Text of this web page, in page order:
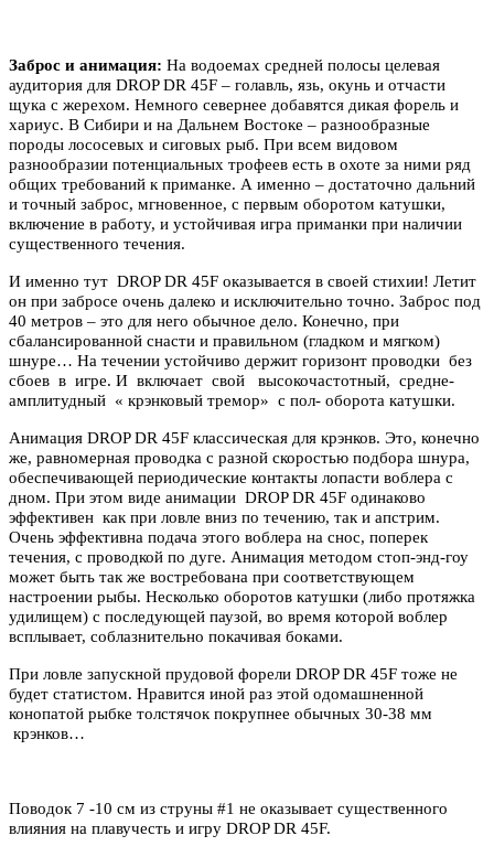
Заброс и анимация: На водоемах средней полосы целевая
аудитория для DROP DR 45F – голавль, язь, окунь и отчасти
щука с жерехом. Немного севернее добавятся дикая форель и
хариус. В Сибири и на Дальнем Востоке – разнообразные
породы лососевых и сиговых рыб. При всем видовом
разнообразии потенциальных трофеев есть в охоте за ними ряд
общих требований к приманке. А именно – достаточно дальний
и точный заброс, мгновенное, с первым оборотом катушки,
включение в работу, и устойчивая игра приманки при наличии
существенного течения.
И именно тут DROP DR 45F оказывается в своей стихии! Летит
он при забросе очень далеко и исключительно точно. Заброс под
40 метров – это для него обычное дело. Конечно, при
сбалансированной снасти и правильном (гладком и мягком)
шнуре… На течении устойчиво держит горизонт проводки без
сбоев в игре. И включает свой высокочастотный, средне-
амплитудный « крэнковый тремор» с пол- оборота катушки.
Анимация DROP DR 45F классическая для крэнков. Это, конечно
же, равномерная проводка с разной скоростью подбора шнура,
обеспечивающей периодические контакты лопасти воблера с
дном. При этом виде анимации DROP DR 45F одинаково
эффективен как при ловле вниз по течению, так и апстрим.
Очень эффективна подача этого воблера на снос, поперек
течения, с проводкой по дуге. Анимация методом стоп-энд-гоу
может быть так же востребована при соответствующем
настроении рыбы. Несколько оборотов катушки (либо протяжка
удилищем) с последующей паузой, во время которой воблер
всплывает, соблазнительно покачивая боками.
При ловле запускной прудовой форели DROP DR 45F тоже не
будет статистом. Нравится иной раз этой одомашненной
конопатой рыбке толстячок покрупнее обычных 30-38 мм
крэнков…
Поводок 7 -10 см из струны #1 не оказывает существенного
влияния на плавучесть и игру DROP DR 45F.